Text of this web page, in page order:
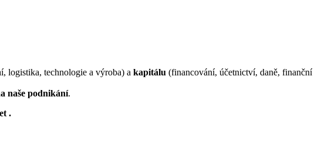
logistika, technologie a výroba) a kapitálu (financování, účetnictví, daně, finanční
naše podnikání.
.